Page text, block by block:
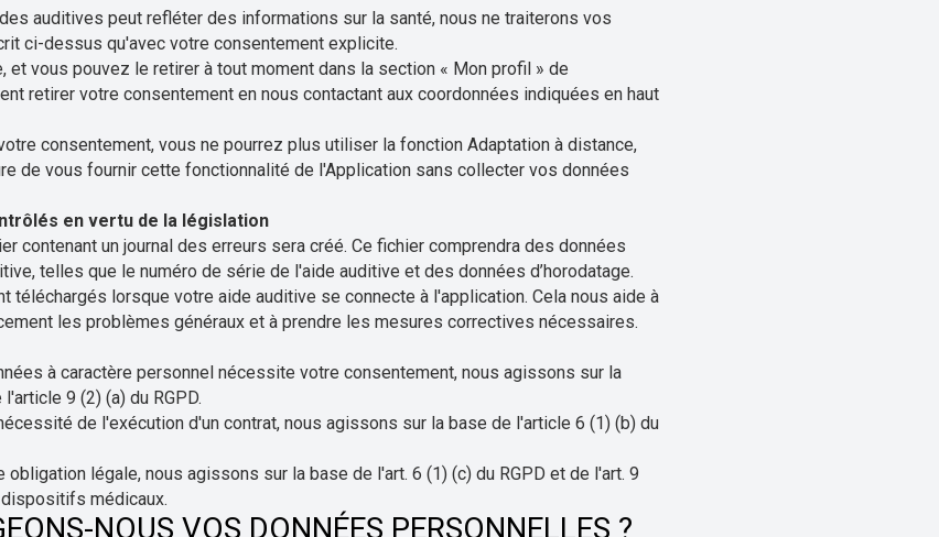
auditives peut refléter des informations sur la santé, nous ne traiterons vos
ci-dessus qu'avec votre consentement explicite.
et vous pouvez le retirer à tout moment dans la section « Mon profil » de
retirer votre consentement en nous contactant aux coordonnées indiquées en haut
consentement, vous ne pourrez plus utiliser la fonction Adaptation à distance,
de vous fournir cette fonctionnalité de l'Application sans collecter vos données
en vertu de la législation
contenant un journal des erreurs sera créé. Ce fichier comprendra des données
telles que le numéro de série de l'aide auditive et des données d’horodatage.
téléchargés lorsque votre aide auditive se connecte à l'application. Cela nous aide à
les problèmes généraux et à prendre les mesures correctives nécessaires.
à caractère personnel nécessite votre consentement, nous agissons sur la
9 (2) (a) du RGPD.
de l'exécution d'un contrat, nous agissons sur la base de l'article 6 (1) (b) du
légale, nous agissons sur la base de l'art. 6 (1) (c) du RGPD et de l'art. 9
médicaux.
NOUS VOS DONNÉES PERSONNELLES ?